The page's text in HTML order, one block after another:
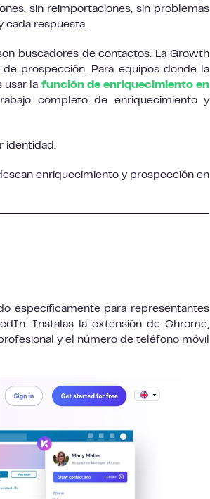
sin reimportaciones, sin problemas
cada respuesta.
buscadores de contactos. La Growth
prospección. Para equipos donde la
usar la función de enriquecimiento en
completo de enriquecimiento y
identidad.
enriquecimiento y prospección en
específicamente para representantes
Instalas la extensión de Chrome,
y el número de teléfono móvil